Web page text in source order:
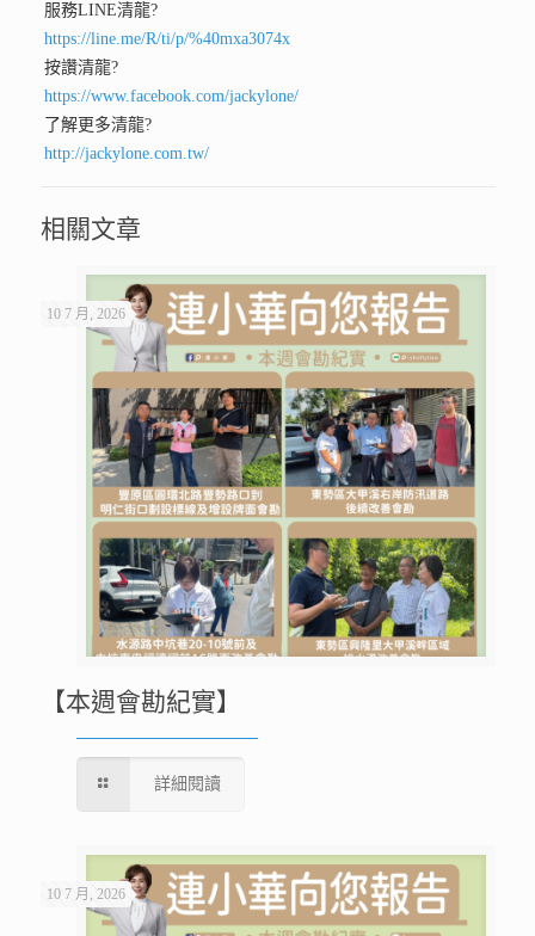
服務LINE清龍?
https://line.me/R/ti/p/%40mxa3074x
按讚清龍?
https://www.facebook.com/jackylone/
了解更多清龍?
http://jackylone.com.tw/
相關文章
10 7 月, 2026
【本週會勘紀實】
詳細閱讀
10 7 月, 2026